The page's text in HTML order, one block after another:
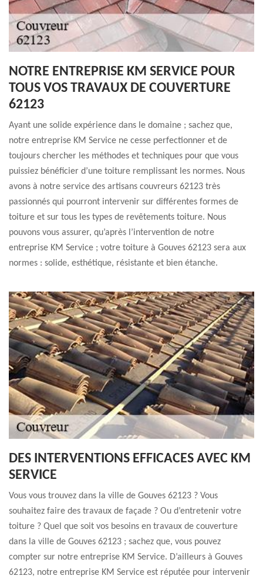
NOTRE ENTREPRISE KM SERVICE POUR
TOUS VOS TRAVAUX DE COUVERTURE
62123
Ayant une solide expérience dans le domaine ; sachez que,
notre entreprise KM Service ne cesse perfectionner et de
toujours chercher les méthodes et techniques pour que vous
puissiez bénéficier d’une toiture remplissant les normes. Nous
avons à notre service des artisans couvreurs 62123 très
passionnés qui pourront intervenir sur différentes formes de
toiture et sur tous les types de revêtements toiture. Nous
pouvons vous assurer, qu’après l’intervention de notre
entreprise KM Service ; votre toiture à Gouves 62123 sera aux
normes : solide, esthétique, résistante et bien étanche.
DES INTERVENTIONS EFFICACES AVEC KM
SERVICE
Vous vous trouvez dans la ville de Gouves 62123 ? Vous
souhaitez faire des travaux de façade ? Ou d’entretenir votre
toiture ? Quel que soit vos besoins en travaux de couverture
dans la ville de Gouves 62123 ; sachez que, vous pouvez
compter sur notre entreprise KM Service. D’ailleurs à Gouves
62123, notre entreprise KM Service est réputée pour intervenir